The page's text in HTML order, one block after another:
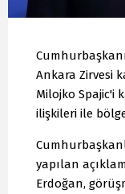
Ankara Zirvesi
Milojko Spajic'i
ilişkileri ile
yapılan
Erdoğan,